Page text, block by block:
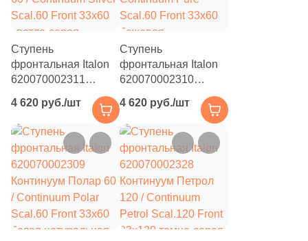
Ступень
фронтальная Italon
620070002311
Континуум Сильвер
60 / Continuum Silver
Scal.60 Front 33x60
светло-серая
натуральная под
бетон
4 620 руб./шт
Ступень
фронтальная Italon
620070002310
Континуум Пьюр 60 /
Continuum Pure
Scal.60 Front 33x60
бежевая
натуральная под
бетон
4 620 руб./шт